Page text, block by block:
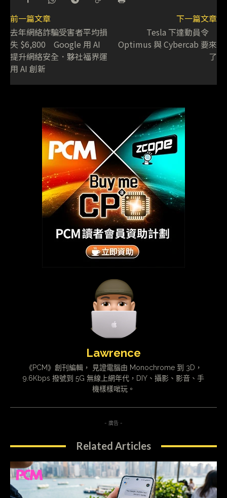
前一篇文章
去年網絡詐騙受害者平均損
失 $6,800 Google 用 AI
提升網絡安全．夥社福界運
用 AI 創新
下一篇文章
Tesla 下達動員令
Optimus 與 Cybercab 要來
了
Lawrence
《PCM》創刊編輯， 見證電腦由 Monochrome 到 3D，
9.6Kbps 撥號到 5G 無線上網年代，DIY、攝影、影音、手
機樣樣啱玩。
- 廣告 -
Related Articles